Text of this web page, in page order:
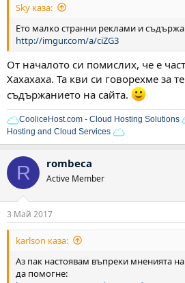
Sky каза:
Ето малко странни реклами и
http://imgur.com/a/ciZG3
От началото си помислих, че е
Хахахаха. Та кви си говорехме за
съдържанието на сайта.
CooliceHost.com - Cloud Hosting Solutions
Hosting and Cloud Services
R rombeca
Active Member
3 Май 2017
karlson каза:
Аз пак настоявам въпреки мненията
да помогне: